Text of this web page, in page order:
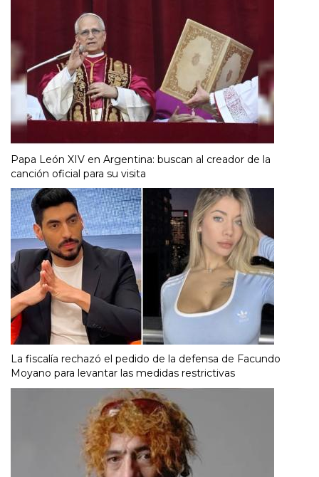
Papa León XIV en Argentina: buscan al creador de la
canción oficial para su visita
La fiscalía rechazó el pedido de la defensa de Facundo
Moyano para levantar las medidas restrictivas